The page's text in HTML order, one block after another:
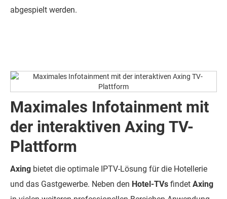
abgespielt werden.
Maximales Infotainment mit
der interaktiven Axing TV-
Plattform
Axing bietet die optimale IPTV-Lösung für die Hotellerie
und das Gastgewerbe. Neben den Hotel-TVs findet Axing